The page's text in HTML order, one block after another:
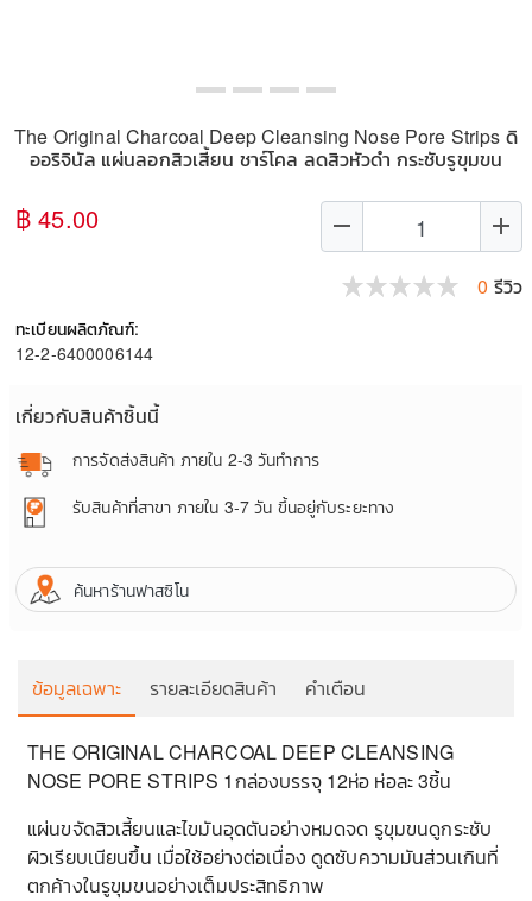
The Original Charcoal Deep Cleansing Nose Pore Strips ดิ
ออริจินัล แผ่นลอกสิวเสี้ยน ชาร์โคล ลดสิวหัวดำ กระชับรูขุมขน
฿ 45.00 remove add
0 รีวิว
ทะเบียนผลิตภัณฑ์:
12-2-6400006144
เกี่ยวกับสินค้าชิ้นนี้
การจัดส่งสินค้า ภายใน 2-3 วันทำการ
รับสินค้าที่สาขา ภายใน 3-7 วัน ขึ้นอยู่กับระยะทาง
ค้นหาร้านฟาสซิโน
ข้อมูลเฉพาะ รายละเอียดสินค้า คำเตือน
THE ORIGINAL CHARCOAL DEEP CLEANSING
NOSE PORE STRIPS 1กล่องบรรจุ 12ห่อ ห่อละ 3ชิ้น
แผ่นขจัดสิวเสี้ยนและไขมันอุดตันอย่างหมดจด รูขุมขนดูกระชับ
ผิวเรียบเนียนขึ้น เมื่อใช้อย่างต่อเนื่อง ดูดซับความมันส่วนเกินที่
ตกค้างในรูขุมขนอย่างเต็มประสิทธิภาพ